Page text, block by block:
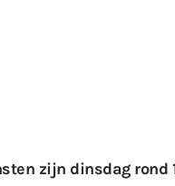
zijn dinsdag rond